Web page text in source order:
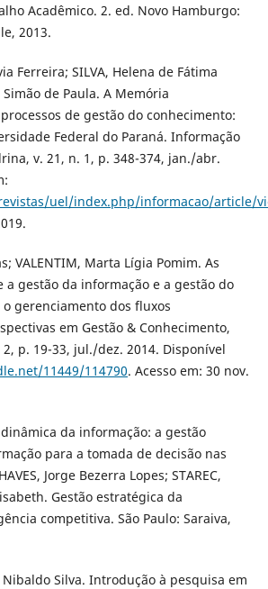
Acadêmico. 2. ed. Novo Hamburgo:
2013.
Ferreira; SILVA, Helena de Fátima
Simão de Paula. A Memória
de gestão do conhecimento:
Federal do Paraná. Informação
v. 21, n. 1, p. 348-374, jan./abr.
uel/index.php/informacao/article/
VALENTIM, Marta Lígia Pomim. As
a gestão da informação e a gestão do
gerenciamento dos fluxos
em Gestão & Conhecimento,
2, p. 19-33, jul./dez. 2014. Disponível
11449/114790. Acesso em: 30 nov.
dinâmica da informação: a gestão
para a tomada de decisão nas
Jorge Bezerra Lopes; STAREC,
Gestão estratégica da
competitiva. São Paulo: Saraiva,
Nibaldo Silva. Introdução à pesquisa em